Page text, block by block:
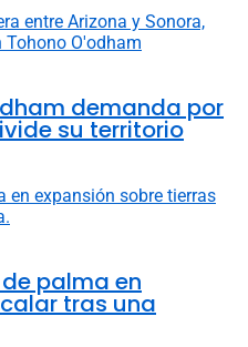
demanda por
su territorio
palma en
tras una